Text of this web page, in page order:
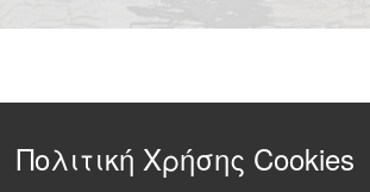
Πολιτική Χρήσης Cookies